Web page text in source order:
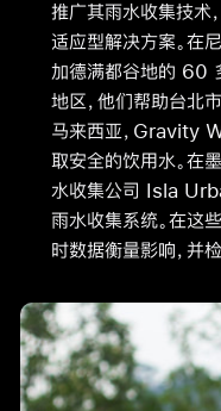
推广其雨水收集技术
适应型解决方案。在
加德满都谷地的 60
地区，他们帮助台北
马来西亚，Gravity
取安全的饮用水。在
水收集公司 Isla
雨水收集系统。在这
时数据衡量影响，并